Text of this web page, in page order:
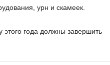
урн и скамеек.
этого года должны завершить